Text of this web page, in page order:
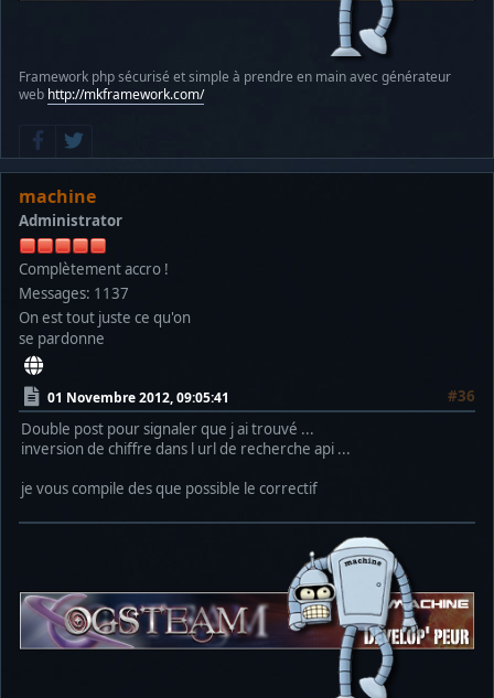
Framework php sécurisé et simple à prendre en main avec générateur
web http://mkframework.com/
machine
Administrator
Complètement accro !
Messages: 1137
On est tout juste ce qu'on
se pardonne
01 Novembre 2012, 09:05:41
#36
Double post pour signaler que j ai trouvé ...
inversion de chiffre dans l url de recherche api ...
je vous compile des que possible le correctif